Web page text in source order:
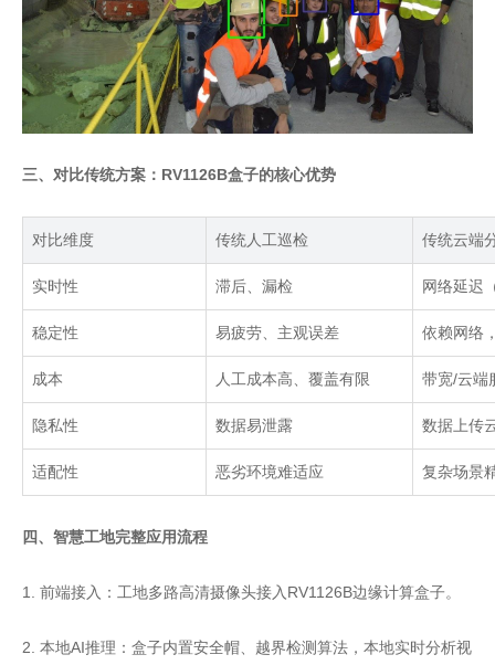
三、对比传统方案：RV1126B盒子的核心优势
对比维度 传统人工巡检 传统云端
实时性 滞后、漏检 网络延迟
稳定性 易疲劳、主观误差 依赖网络
成本 人工成本高、覆盖有限 带宽/云端
隐私性 数据易泄露 数据上传
适配性 恶劣环境难适应 复杂场景
四、智慧工地完整应用流程
1. 前端接入：工地多路高清摄像头接入RV1126B边缘计算盒子。
2. 本地AI推理：盒子内置安全帽、越界检测算法，本地实时分析视